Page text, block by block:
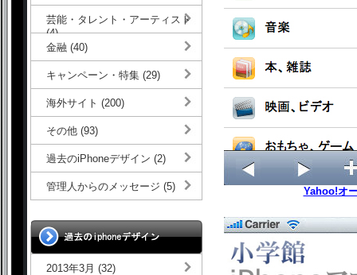
Yahoo!オ
芸能・タレント・アーティスト
(4)
金融 (40)
キャンペーン・特集 (29)
海外サイト (200)
その他 (93)
過去のiPhoneデザイン (2)
管理人からのメッセージ (5)
2013年3月 (32)